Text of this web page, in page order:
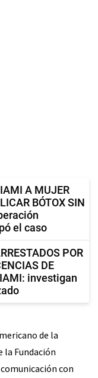
A MUJER
BÓTOX SIN
el caso
POR
DE
investigan
de la
la Fundación
con